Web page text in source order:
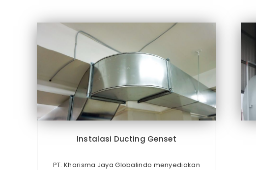
Instalasi Ducting Genset
PT. Kharisma Jaya Globalindo menyediakan